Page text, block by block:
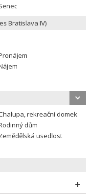
rekreační domek
dům
usedlost